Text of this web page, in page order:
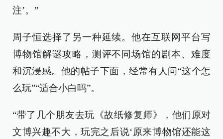
注’。”
周子恒选择了另一种延续。他在互联网平台写
博物馆解谜攻略，测评不同场馆的剧本、难度
和沉浸感。他的帖子下面，经常有人问“这个怎
么玩”“适合小白吗”。
“带了几个朋友去玩《故纸修复师》，他们原对
文博兴趣不大，玩完之后说‘原来博物馆还能这